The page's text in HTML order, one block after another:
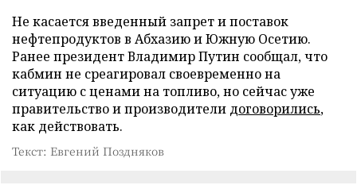
Не касается введенный запрет и поставок
нефтепродуктов в Абхазию и Южную Осетию.
Ранее президент Владимир Путин сообщал, что
кабмин не среагировал своевременно на
ситуацию с ценами на топливо, но сейчас уже
правительство и производители договорились,
как действовать.
Текст: Евгений Поздняков